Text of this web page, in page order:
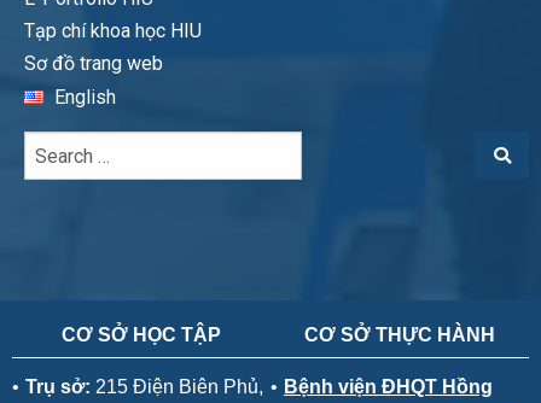
Tạp chí khoa học HIU
Sơ đồ trang web
English
CƠ SỞ HỌC TẬP
• Trụ sở: 215 Điện Biên Phủ,
CƠ SỞ THỰC HÀNH
• Bệnh viện ĐHQT Hồng